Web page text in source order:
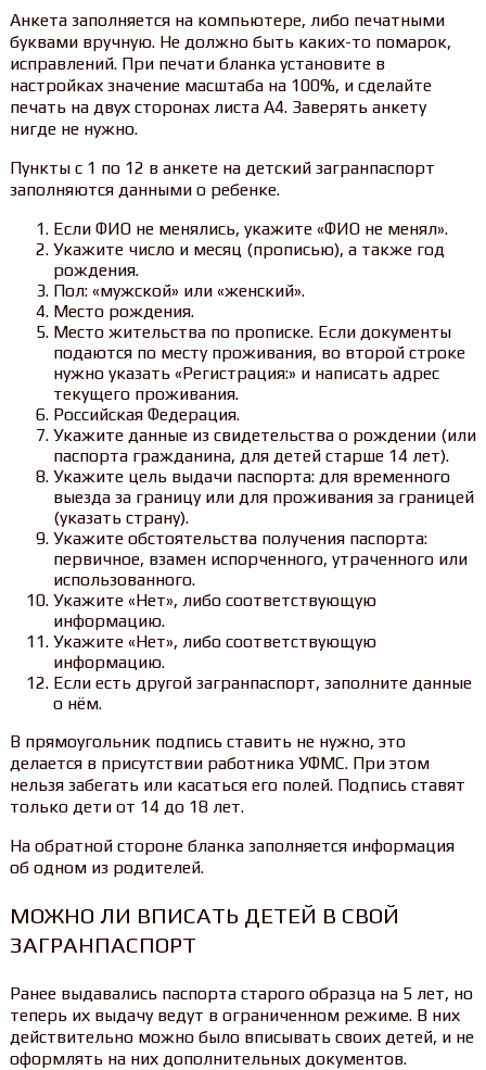
Анкета заполняется на компьютере, либо печатными
буквами вручную. Не должно быть каких-то помарок,
исправлений. При печати бланка установите в
настройках значение масштаба на 100%, и сделайте
печать на двух сторонах листа А4. Заверять анкету
нигде не нужно.
Пункты с 1 по 12 в анкете на детский загранпаспорт
заполняются данными о ребенке.
Если ФИО не менялись, укажите «ФИО не менял».
Укажите число и месяц (прописью), а также год
рождения.
Пол: «мужской» или «женский».
Место рождения.
Место жительства по прописке. Если документы
подаются по месту проживания, во второй строке
нужно указать «Регистрация:» и написать адрес
текущего проживания.
Российская Федерация.
Укажите данные из свидетельства о рождении (или
паспорта гражданина, для детей старше 14 лет).
Укажите цель выдачи паспорта: для временного
выезда за границу или для проживания за границей
(указать страну).
Укажите обстоятельства получения паспорта:
первичное, взамен испорченного, утраченного или
использованного.
Укажите «Нет», либо соответствующую
информацию.
Укажите «Нет», либо соответствующую
информацию.
Если есть другой загранпаспорт, заполните данные
о нём.
В прямоугольник подпись ставить не нужно, это
делается в присутствии работника УФМС. При этом
нельзя забегать или касаться его полей. Подпись ставят
только дети от 14 до 18 лет.
На обратной стороне бланка заполняется информация
об одном из родителей.
МОЖНО ЛИ ВПИСАТЬ ДЕТЕЙ В СВОЙ
ЗАГРАНПАСПОРТ
Ранее выдавались паспорта старого образца на 5 лет, но
теперь их выдачу ведут в ограниченном режиме. В них
действительно можно было вписывать своих детей, и не
оформлять на них дополнительных документов.